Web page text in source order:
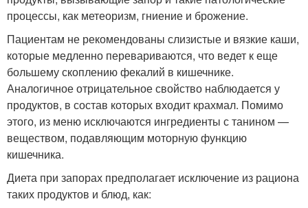
процессы, как метеоризм, гниение и брожение.
Пациентам не рекомендованы слизистые и вязкие каши,
которые медленно перевариваются, что ведет к еще
большему скоплению фекалий в кишечнике.
Аналогичное отрицательное свойство наблюдается у
продуктов, в состав которых входит крахмал. Помимо
этого, из меню исключаются ингредиенты с танином —
веществом, подавляющим моторную функцию
кишечника.
Диета при запорах предполагает исключение из рациона
таких продуктов и блюд, как: